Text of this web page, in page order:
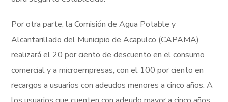
Por otra parte, la Comisión de Agua Potable y
Alcantarillado del Municipio de Acapulco (CAPAMA)
realizará el 20 por ciento de descuento en el consumo
comercial y a microempresas, con el 100 por ciento en
recargos a usuarios con adeudos menores a cinco años. A